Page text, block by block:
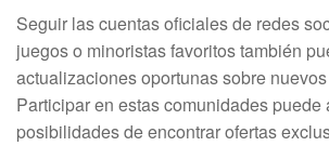
Seguir las cuentas oficiales de redes
juegos o minoristas favoritos también
actualizaciones oportunas sobre
Participar en estas comunidades puede
posibilidades de encontrar ofertas